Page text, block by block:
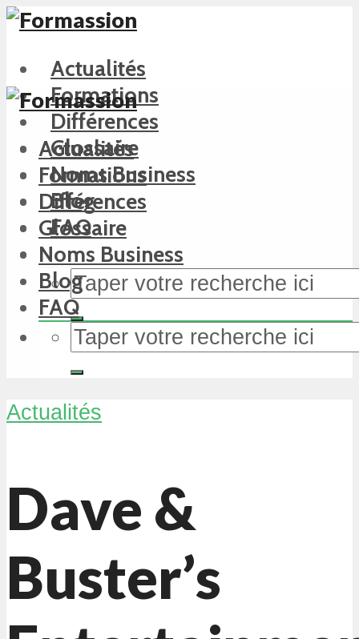
Actualités
Formations
Différences
Glossaire
Noms Business
Blog
FAQ
Actualités
Formations
Différences
Glossaire
Noms Business
Blog
FAQ
Actualités
Dave &
Buster’s